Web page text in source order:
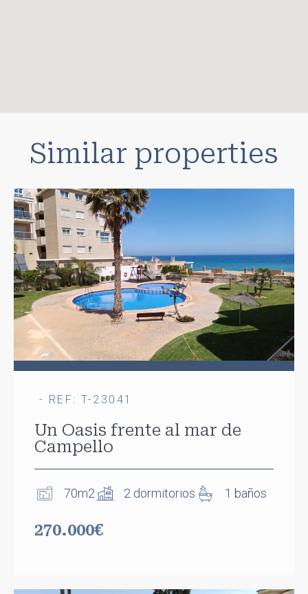
Similar properties
- REF: T-23041
Un Oasis frente al mar de
Campello
70m2 2 dormitorios 1 baños
270.000€